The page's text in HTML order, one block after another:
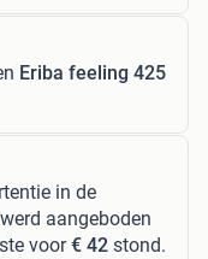
Eriba feeling 425
in de
aangeboden
voor€ 42 stond.